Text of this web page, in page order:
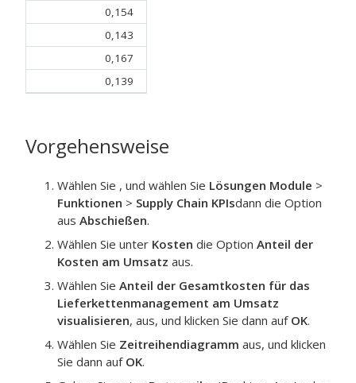
0,154
0,143
0,167
0,139
Vorgehensweise
Wählen Sie , und wählen Sie Lösungen Module >
Funktionen > Supply Chain KPIsdann die Option
aus Abschießen.
Wählen Sie unter Kosten die Option Anteil der
Kosten am Umsatz aus.
Wählen Sie Anteil der Gesamtkosten für das
Lieferkettenmanagement am Umsatz
visualisieren, aus, und klicken Sie dann auf OK.
Wählen Sie Zeitreihendiagramm aus, und klicken
Sie dann auf OK.